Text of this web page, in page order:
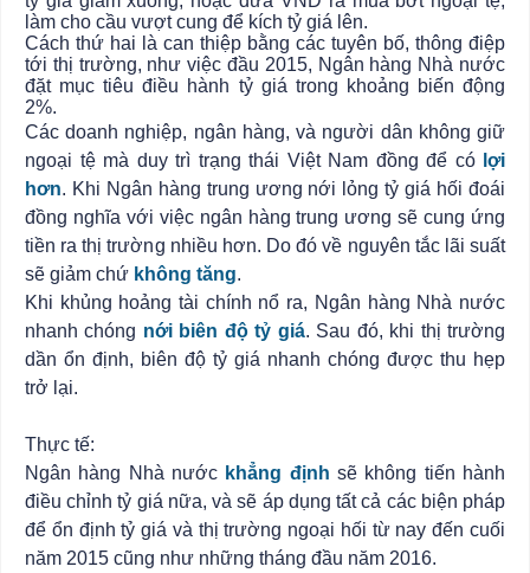
làm cho cầu vượt cung để kích tỷ giá lên.
Cách thứ hai là can thiệp bằng các tuyên bố, thông điệp
tới thị trường, như việc đầu 2015, Ngân hàng Nhà nước
đặt mục tiêu điều hành tỷ giá trong khoảng biến động
2%.
Các doanh nghiệp, ngân hàng, và người dân không giữ
ngoại tệ mà duy trì trạng thái Việt Nam đồng để có lợi
hơn. Khi Ngân hàng trung ương nới lỏng tỷ giá hối đoái
đồng nghĩa với việc ngân hàng trung ương sẽ cung ứng
tiền ra thị trường nhiều hơn. Do đó về nguyên tắc lãi suất
sẽ giảm chứ không tăng.
Khi khủng hoảng tài chính nổ ra, Ngân hàng Nhà nước
nhanh chóng nới biên độ tỷ giá. Sau đó, khi thị trường
dần ổn định, biên độ tỷ giá nhanh chóng được thu hẹp
trở lại.
Thực tế:
Ngân hàng Nhà nước khẳng định sẽ không tiến hành
điều chỉnh tỷ giá nữa, và sẽ áp dụng tất cả các biện pháp
để ổn định tỷ giá và thị trường ngoại hối từ nay đến cuối
năm 2015 cũng như những tháng đầu năm 2016.